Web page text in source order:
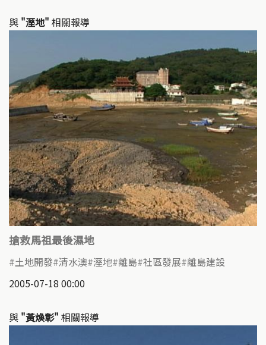
與 "溼地" 相關報導
搶救馬祖最後濕地
土地開發 清水澳 溼地 離島 社區發展 離島建設
2005-07-18 00:00
與 "黃煥彰" 相關報導